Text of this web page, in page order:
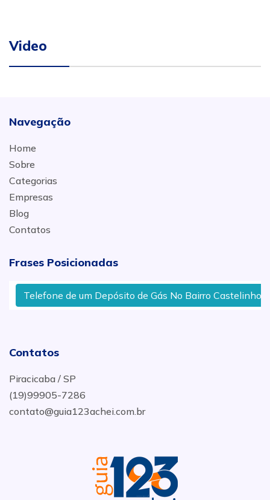
Video
Navegação
Home
Sobre
Categorias
Empresas
Blog
Contatos
Frases Posicionadas
Telefone de um Depósito de Gás No Bairro Castelinho
Contatos
Piracicaba / SP
(19)99905-7286
contato@guia123achei.com.br